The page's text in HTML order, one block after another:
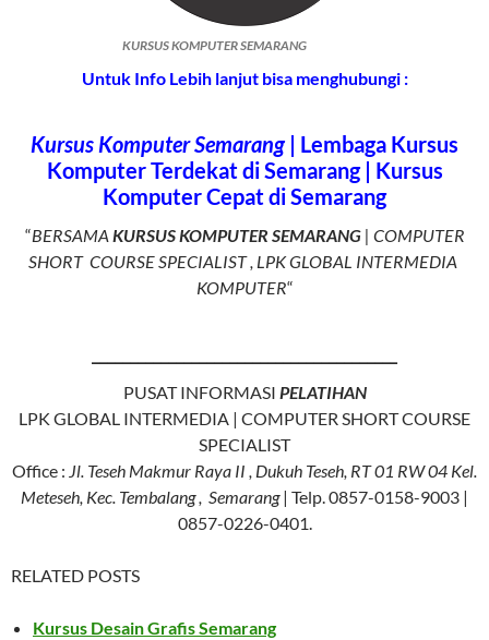
KURSUS KOMPUTER SEMARANG
Untuk Info Lebih lanjut bisa menghubungi :
Kursus Komputer Semarang| Lembaga Kursus
Komputer Terdekat di Semarang | Kursus
Komputer Cepat di Semarang
“BERSAMA KURSUS KOMPUTER SEMARANG| COMPUTER
SHORT COURSE SPECIALIST , LPK GLOBAL INTERMEDIA
KOMPUTER“
PUSAT INFORMASI PELATIHAN
LPK GLOBAL INTERMEDIA | COMPUTER SHORT COURSE
SPECIALIST
Office : Jl. Teseh Makmur Raya II , Dukuh Teseh, RT 01 RW 04 Kel.
Meteseh, Kec. Tembalang , Semarang| Telp. 0857-0158-9003 |
0857-0226-0401.
RELATED POSTS
Kursus Desain Grafis Semarang